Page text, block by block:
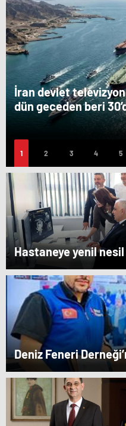
İran devlet
dün geceden beri
yaptı
Hastaneye yenil
Deniz Feneri
Veren Ortaklık…